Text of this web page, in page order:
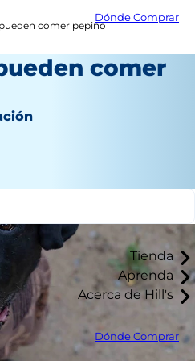
Dónde Comprar
Tienda
Aprenda
Acerca de Hill's
Dónde Comprar
comer pepino
comer